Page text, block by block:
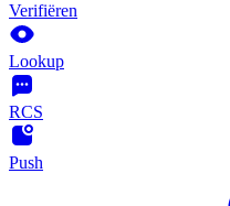
Verifiëren
Lookup
RCS
Push